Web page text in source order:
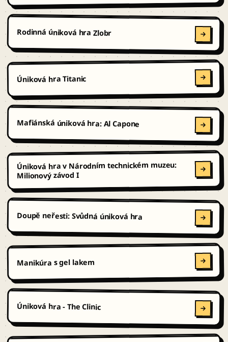
Rodinná úniková hra Zlobr
Úniková hra Titanic
Mafiánská úniková hra: Al Capone
Úniková hra v Národním technickém muzeu:
Milionový závod I
Doupě neřesti: Svůdná úniková hra
Manikúra s gel lakem
Úniková hra - The Clinic